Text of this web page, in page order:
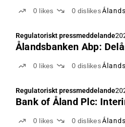
0 likes 0 dislikes
Regulatoriskt pressmeddelande
Ålandsbanken Abp:
0 likes 0 dislikes
Regulatoriskt pressmeddelande
Bank of Åland Plc:
0 likes 0 dislikes